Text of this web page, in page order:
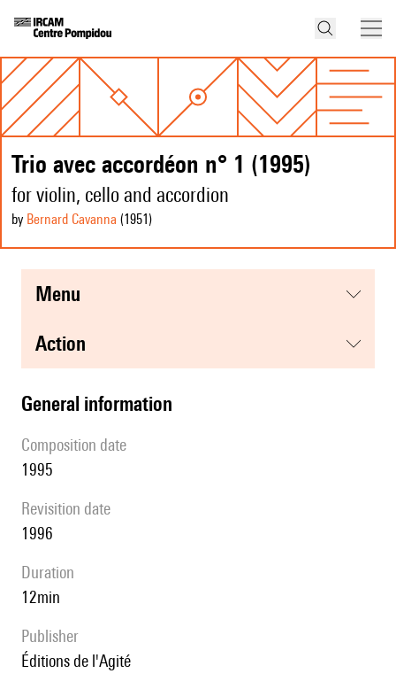
Trio avec accordéon n° 1 (1995)
for violin, cello and accordion
by Bernard Cavanna (1951 )
menu
action
general information
composition date
1995
revisition date
1996
duration
12min
publisher
Éditions de l'Agité